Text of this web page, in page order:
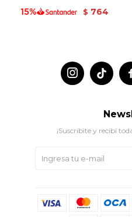
$ 764

¡Suscribite y recibí